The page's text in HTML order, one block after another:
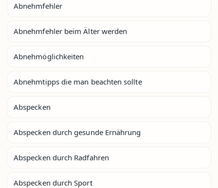
Abnehmfehler
Abnehmfehler beim Älter werden
Abnehmöglichkeiten
Abnehmtipps die man beachten sollte
Abspecken
Abspecken durch gesunde Ernährung
Abspecken durch Radfahren
Abspecken durch Sport